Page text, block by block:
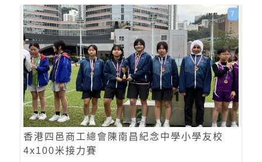
香港四邑商工總會陳南昌紀念中學小學友校
4x100米接力賽
7